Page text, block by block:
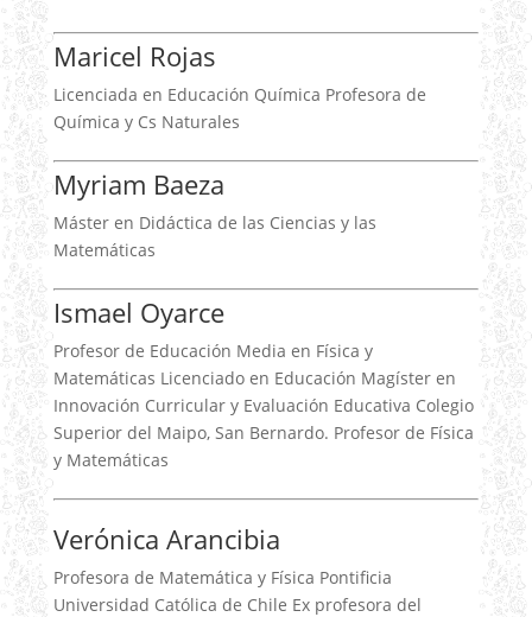
Maricel Rojas
Licenciada en Educación Química Profesora de
Química y Cs Naturales
Myriam Baeza
Máster en Didáctica de las Ciencias y las
Matemáticas
Ismael Oyarce
Profesor de Educación Media en Física y
Matemáticas Licenciado en Educación Magíster en
Innovación Curricular y Evaluación Educativa Colegio
Superior del Maipo, San Bernardo. Profesor de Física
y Matemáticas
Verónica Arancibia
Profesora de Matemática y Física Pontificia
Universidad Católica de Chile Ex profesora del